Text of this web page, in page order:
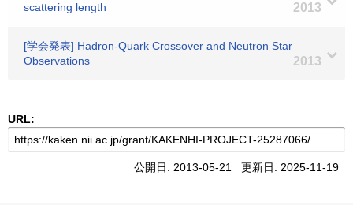
scattering length
2013
[学会発表] Hadron-Quark Crossover and Neutron Star
Observations
2013
URL:
公開日: 2013-05-21 更新日: 2025-11-19